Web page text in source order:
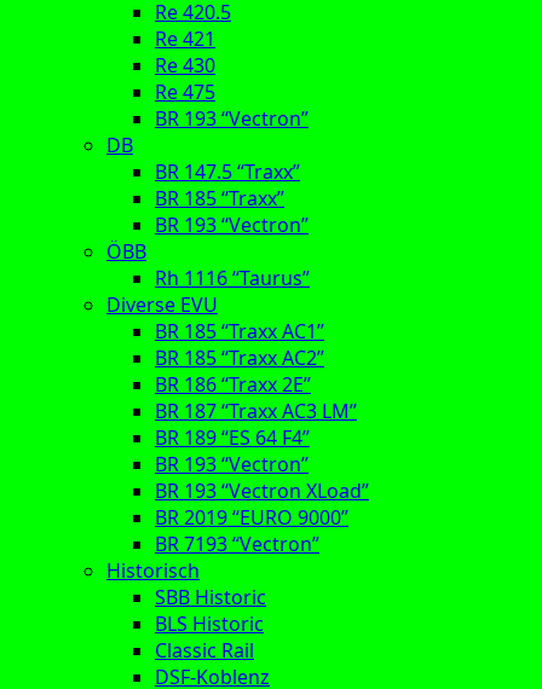
Re 420.5
Re 421
Re 430
Re 475
BR 193 “Vectron”
DB
BR 147.5 “Traxx”
BR 185 “Traxx”
BR 193 “Vectron”
ÖBB
Rh 1116 “Taurus”
Diverse EVU
BR 185 “Traxx AC1”
BR 185 “Traxx AC2”
BR 186 “Traxx 2E”
BR 187 “Traxx AC3 LM”
BR 189 “ES 64 F4”
BR 193 “Vectron”
BR 193 “Vectron XLoad”
BR 2019 “EURO 9000”
BR 7193 “Vectron”
Historisch
SBB Historic
BLS Historic
Classic Rail
DSF-Koblenz